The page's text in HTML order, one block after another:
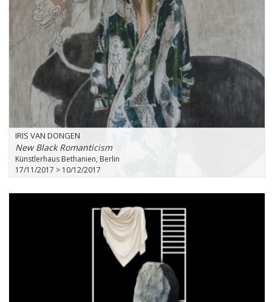
IRIS VAN DONGEN
New Black Romanticism
Künstlerhaus Bethanien, Berlin
17/11/2017 > 10/12/2017